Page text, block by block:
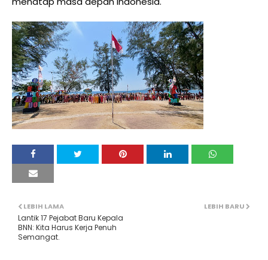
LEBIH BARU
LEBIH LAMA
Lantik 17 Pejabat Baru Kepala
BNN: Kita Harus Kerja Penuh
Semangat.